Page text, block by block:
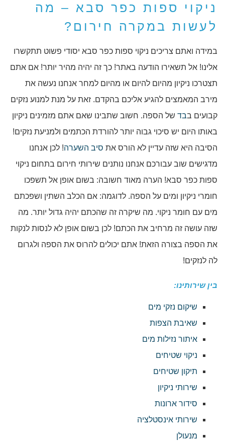
ניקוי ספות כפר סבא – מה
לעשות במקרה חירום?
במידה ואתם צריכים ניקוי ספות כפר סבא יסודי פשוט תתקשרו
אלינו! אל תשאירו הודעה באתר! כך זה יהיה מהיר יותר! אם אתם
תצטרכו ניקיון מהיום להיום או מהיום למחר אנחנו נעשה את
מירב המאמצים להגיע אליכם בהקדם. זאת על מנת למנוע נזקים
קבועים בבד של הספה. חשוב שתבינו שאם אתם מזמינים ניקיון
באותו היום יש סיכוי גבוה יותר להורדת הכתמים ולמניעת נזקים!
הסיבה היא שזה עדיין לא הורס את סיב השערה! לכן אנחנו
מדגישים שוב עבורכם אנחנו נותנים שירותי חירום בתחום ניקוי
ספות כפר סבא! הערה מאוד חשובה: בשום אופן אל תשפכו
חומרי ניקיון ומים על הספה. לדוגמה: אם הכלב השתין ושפכתם
מים עם חומר ניקוי. מה שיקרה זה שהכתם יהיה גדול יותר. מה
שזה עושה זה מרחיב את הכתם! לכן בשום אופן לא לנסות לנקות
את הספה בצורה הזאת! אתם יכולים להרוס את הספה ולגרום
לה לנזקים!
בין שירותינו:
שיקום נזקי מים
שאיבת הצפות
איתור נזילות מים
ניקוי שטיחים
תיקון שטיחים
שירותי ניקיון
סידור ארונות
שירותי אינסטלציה
מנעולן